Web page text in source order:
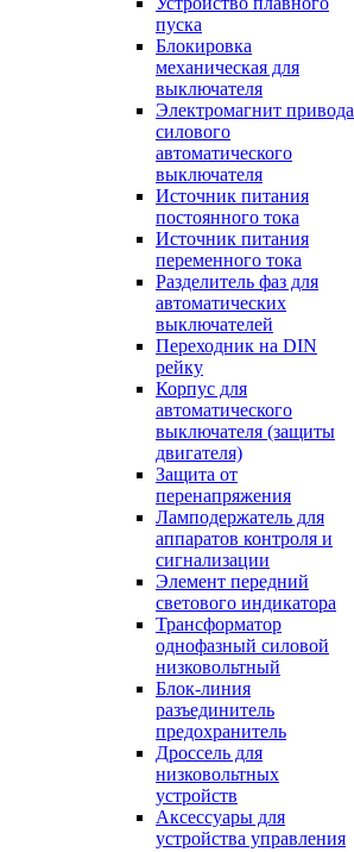
пуска
Блокировка
механическая для
выключателя
Электромагнит привода
силового
автоматического
выключателя
Источник питания
постоянного тока
Источник питания
переменного тока
Разделитель фаз для
автоматических
выключателей
Переходник на DIN
рейку
Корпус для
автоматического
выключателя (защиты
двигателя)
Защита от
перенапряжения
Ламподержатель для
аппаратов контроля и
сигнализации
Элемент передний
светового индикатора
Трансформатор
однофазный силовой
низковольтный
Блок-линия
разъединитель
предохранитель
Дроссель для
низковольтных
устройств
Аксессуары для
устройства управления